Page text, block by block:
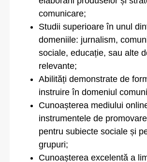
comunicare;
Studii superioare în unul
domeniile: jurnalism,
sociale, educație, sau alte
relevante;
Abilități demonstrate de
instruire în domeniul
Cunoașterea mediului
instrumentele de
pentru subiecte sociale și
grupuri;
Cunoașterea excelentă a